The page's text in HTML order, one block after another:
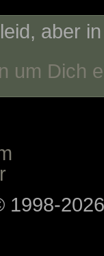
aber
um Dich
1998-